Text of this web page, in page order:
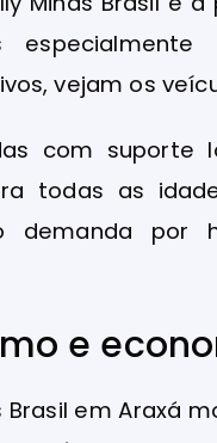
vejam os
com suporte
todas as
demanda por
e
Brasil em Araxá